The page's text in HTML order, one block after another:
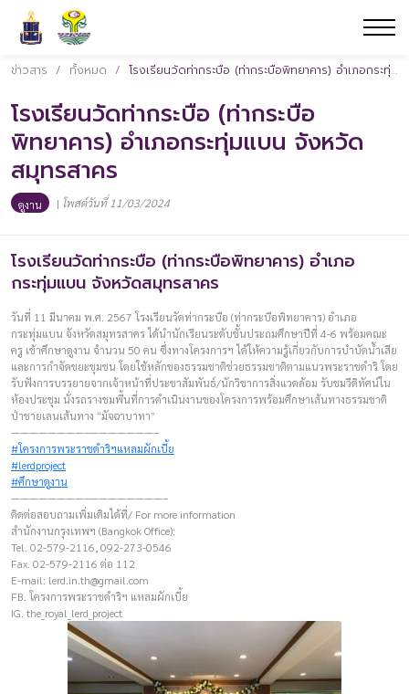
ข่าวสาร / ทั้งหมด / โรงเรียนวัดท่ากระบือ (ท่ากระบือพิทยาคาร) อำเภอกระทุ่มแบน จังหวัดสมุทรสาคร
โรงเรียนวัดท่ากระบือ (ท่ากระบือ
พิทยาคาร) อำเภอกระทุ่มแบน จังหวัด
สมุทรสาคร
ดูงาน | โพสต์วันที่ 11/03/2024
โรงเรียนวัดท่ากระบือ (ท่ากระบือพิทยาคาร) อำเภอ
กระทุ่มแบน จังหวัดสมุทรสาคร
วันที่ 11 มีนาคม พ.ศ. 2567 โรงเรียนวัดท่ากระบือ (ท่ากระบือพิทยาคาร) อำเภอ
กระทุ่มแบน จังหวัดสมุทรสาคร ได้นำนักเรียนระดับชั้นประถมศึกษาปีที่ 4-6 พร้อมคณะ
ครู เข้าศึกษาดูงาน จำนวน 50 คน ซึ่งทางโครงการฯ ได้ให้ความรู้เกี่ยวกับการบำบัดน้ำเสีย
และการกำจัดขยะชุมชน โดยใช้หลักของธรรมชาติช่วยธรรมชาติตามแนวพระราชดำริ โดย
รับฟังการบรรยายจากเจ้าหน้าที่ประชาสัมพันธ์/นักวิชาการสิ่งแวดล้อม รับชมวีดิทัศน์ใน
ห้องประชุม นั่งรถรางชมพื้นที่การดำเนินงานของโครงการพร้อมศึกษาเส้นทางธรรมชาติ
ป่าชายเลนเส้นทาง “มัจฉาบาทา”
————————–———————–
#โครงการพระราชดำริฯแหลมผักเบี้ย
#lerdproject
#ศึกษาดูงาน
————————–————————–
ติดต่อสอบถามเพิ่มเติมได้ที่/ For more information
สำนักงานกรุงเทพฯ (Bangkok Office):
Tel. 02-579-2116, 092-273-0546
Fax. 02-579-2116 ต่อ 112
E-mail: lerd.in.th@gmail.com
FB. โครงการพระราชดำริฯ แหลมผักเบี้ย
IG. the_royal_lerd_project